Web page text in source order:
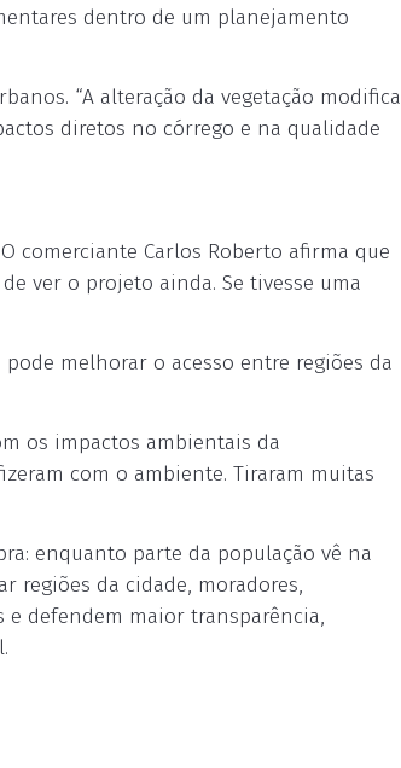
dentro de um planejamento
“A alteração da vegetação modifica
diretos no córrego e na qualidade
comerciante Carlos Roberto afirma que
ver o projeto ainda. Se tivesse uma
melhorar o acesso entre regiões da
os impactos ambientais da
com o ambiente. Tiraram muitas
enquanto parte da população vê na
regiões da cidade, moradores,
defendem maior transparência,